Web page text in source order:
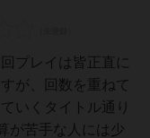
プレイは皆正直に
が、回数を重ねて
いくタイトル通り
が苦手な人には少